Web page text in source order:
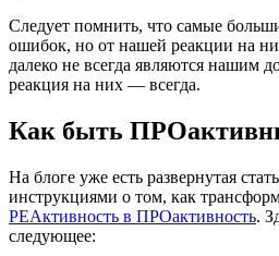
Следует помнить, что самые
ошибок, но от нашей реакции на
далеко не всегда являются нашим
реакция на них — всегда.
Как быть
На блоге уже есть развернутая
инструкциями о том, как
РЕАктивность в ПРОактивность.
следующее: